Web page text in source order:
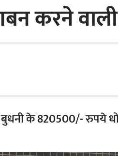
करने वाली
बुधनी के 820500/- रुपये